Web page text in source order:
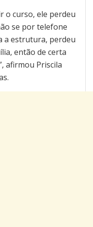
o curso, ele perdeu
se por telefone
a estrutura, perdeu
então de certa
afirmou Priscila